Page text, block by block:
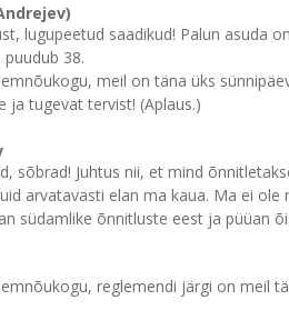
lugupeetud saadikud! Palun asuda
38.
meil on täna üks
ja tugevat tervist! (Aplaus.)
sõbrad! Juhtus nii, et mind
arvatavasti elan ma kaua. Ma ei
südamlike õnnitluste eest ja püüan
reglemendi järgi on meil